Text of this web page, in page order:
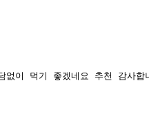
없이 먹기 좋겠네요 추천 감사합